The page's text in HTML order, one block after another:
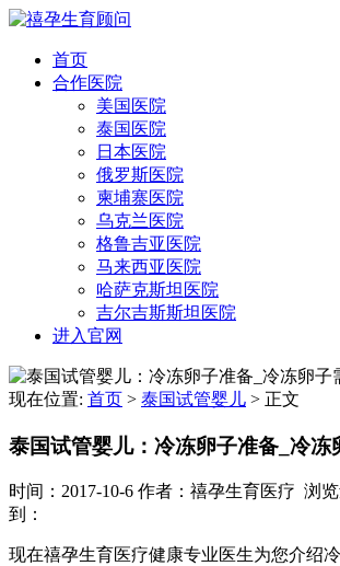
首页
合作医院
美国医院
泰国医院
日本医院
俄罗斯医院
柬埔寨医院
乌克兰医院
格鲁吉亚医院
马来西亚医院
哈萨克斯坦医院
吉尔吉斯斯坦医院
进入官网
现在位置: 首页 > 泰国试管婴儿 > 正文
泰国试管婴儿：冷冻卵子准备_冷冻
时间：2017-10-6 作者：禧孕生育医疗 浏
到：
现在禧孕生育医疗健康专业医生为您介绍